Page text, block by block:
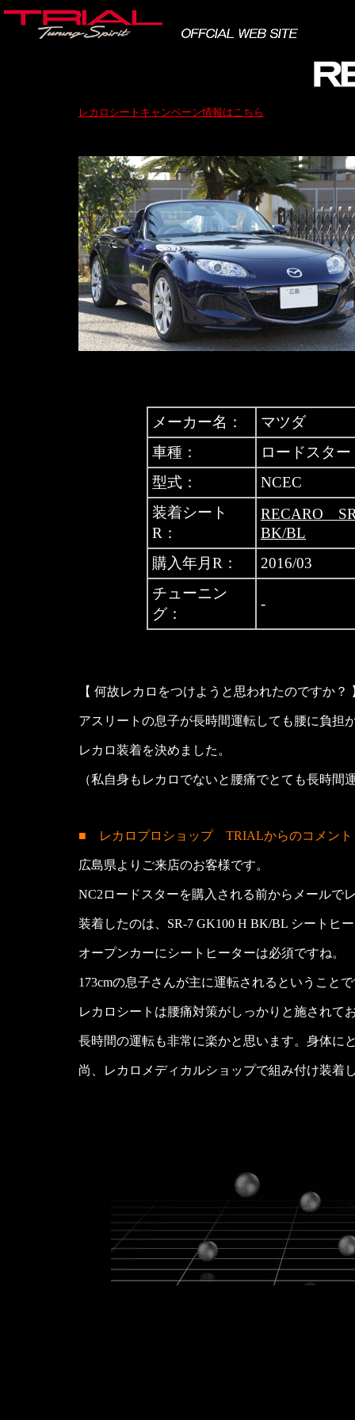
レカロシートキャンペーン情報はこちら
メーカー名：
マツダ
車種：
ロードスター
型式：
NCEC
装着シート
R：
RECARO
BK/BL
購入年月R：
2016/03
チューニン
グ：
-
【 何故レカロをつけようと思われたのですか？
アスリートの息子が長時間運転しても腰に負担
レカロ装着を決めました。
（私自身もレカロでないと腰痛でとても長時間
■ レカロプロショップ TRIALからのコメン
広島県よりご来店のお客様です。
NC2ロードスターを購入される前からメールで
装着したのは、SR-7 GK100 H BK/BL シートヒ
オープンカーにシートヒーターは必須ですね。
173cmの息子さんが主に運転されるということ
レカロシートは腰痛対策がしっかりと施されて
長時間の運転も非常に楽かと思います。身体に
尚、レカロメディカルショップで組み付け装着